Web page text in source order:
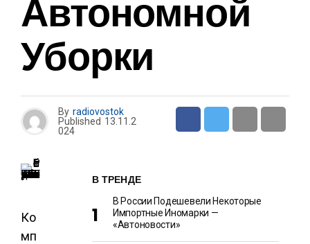
Автономной
Уборки
By radiovostok
Published 13.11.2
024
Ко
мп
В ТРЕНДЕ
В России Подешевели Некоторые
Импортные Иномарки —
«Автоновости»